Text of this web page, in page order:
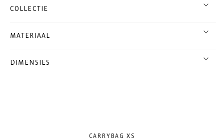
COLLECTIE
MATERIAAL
DIMENSIES
CARRYBAG XS